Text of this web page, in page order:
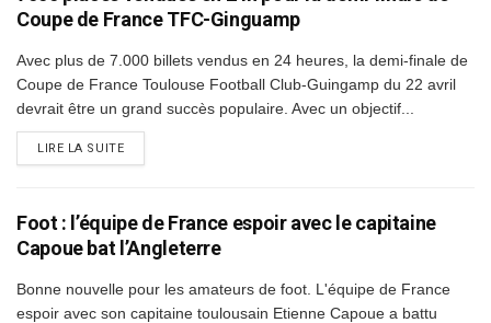
Coupe de France TFC-Ginguamp
Avec plus de 7.000 billets vendus en 24 heures, la demi-finale de
Coupe de France Toulouse Football Club-Guingamp du 22 avril
devrait être un grand succès populaire. Avec un objectif...
LIRE LA SUITEDETAILS
Foot : l’équipe de France espoir avec le capitaine
Capoue bat l’Angleterre
Bonne nouvelle pour les amateurs de foot. L'équipe de France
espoir avec son capitaine toulousain Etienne Capoue a battu